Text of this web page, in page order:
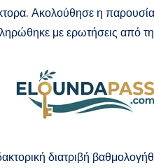
Ακολούθησε η
με ερωτήσεις από
διατριβή